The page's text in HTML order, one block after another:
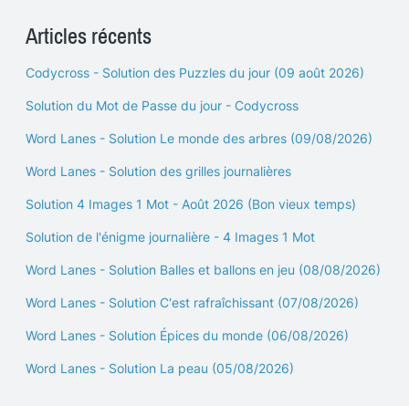
Articles récents
Codycross - Solution des Puzzles du jour (09 août 2026)
Solution du Mot de Passe du jour - Codycross
Word Lanes - Solution Le monde des arbres (09/08/2026)
Word Lanes - Solution des grilles journalières
Solution 4 Images 1 Mot - Août 2026 (Bon vieux temps)
Solution de l'énigme journalière - 4 Images 1 Mot
Word Lanes - Solution Balles et ballons en jeu (08/08/2026)
Word Lanes - Solution C'est rafraîchissant (07/08/2026)
Word Lanes - Solution Épices du monde (06/08/2026)
Word Lanes - Solution La peau (05/08/2026)